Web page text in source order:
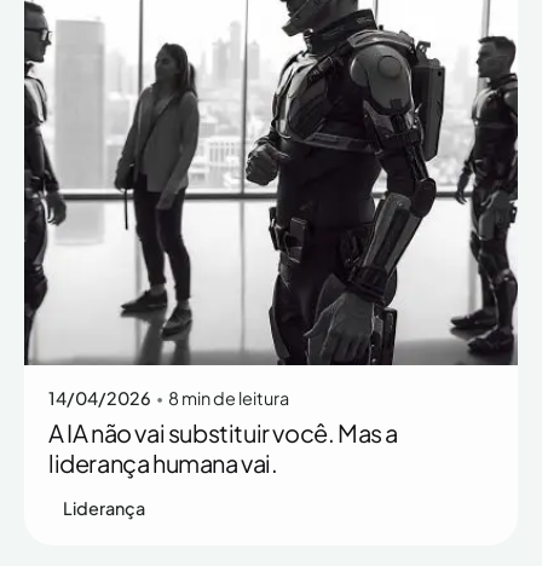
Posted by
Rafaella Ott
14/04/2026 8 min de leitura
A IA não vai substituir você. Mas a
liderança humana vai.
Liderança